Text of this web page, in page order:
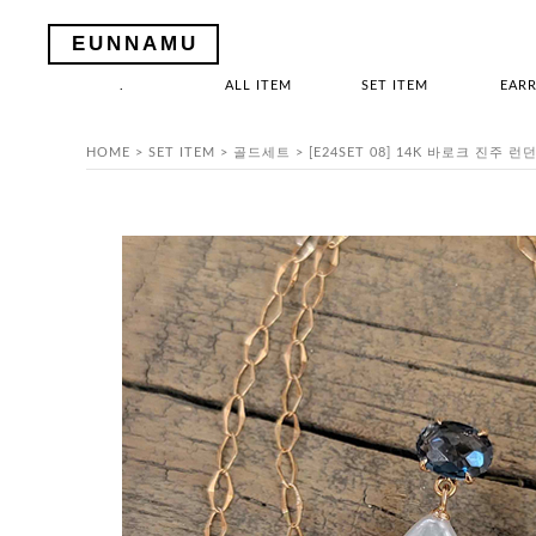
EUNNAMU
ALL ITEM SET ITEM
HOME > SET ITEM > 골드세트 > [E24SET 08] 14K 바로크 진주 런